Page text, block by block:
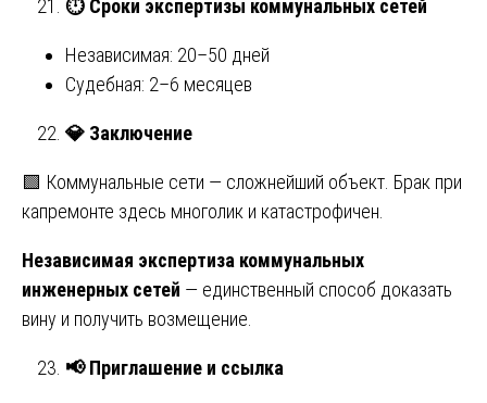
⏱️ Сроки экспертизы коммунальных сетей
Независимая: 20–50 дней
Судебная: 2–6 месяцев
💎 Заключение
🟩 Коммунальные сети — сложнейший объект. Брак при
капремонте здесь многолик и катастрофичен.
Независимая экспертиза коммунальных
инженерных сетей — единственный способ доказать
вину и получить возмещение.
📢Приглашение и ссылка